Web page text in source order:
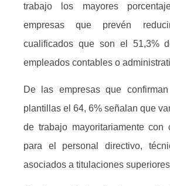
trabajo los mayores
empresas que prevén
cualificados que son el 51,3%
empleados contables o
De las empresas que
plantillas el 64, 6% señalan que
de trabajo mayoritariamente con
para el personal directivo,
asociados a titulaciones